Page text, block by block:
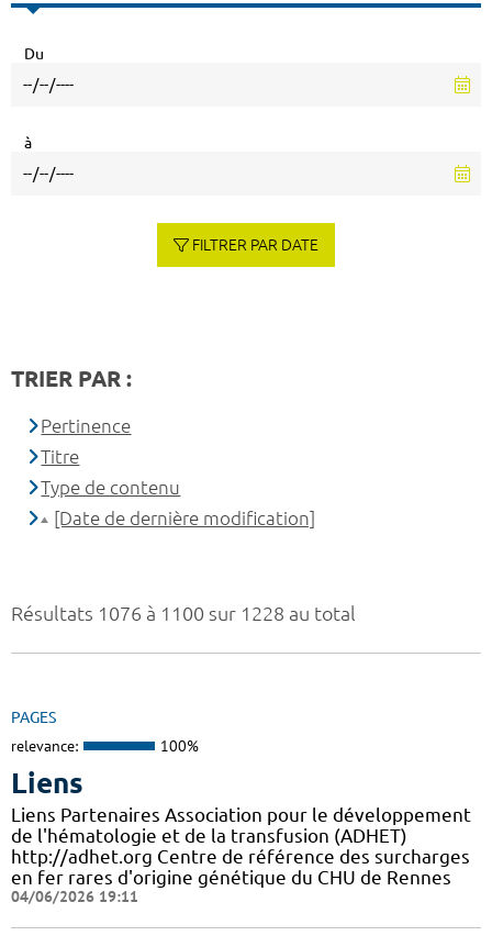
Résultats 1076 à 1100 sur 1228 au total
PAGES
relevance: 100%
Liens
Liens Partenaires Association pour le développement
de l'hématologie et de la transfusion (ADHET)
http://adhet.org Centre de référence des surcharges
en fer rares d'origine génétique du CHU de Rennes
04/06/2026 19:11
Du
à
FILTRER PAR DATE
TRIER PAR :
Pertinence
Titre
Type de contenu
[Date de dernière modification]